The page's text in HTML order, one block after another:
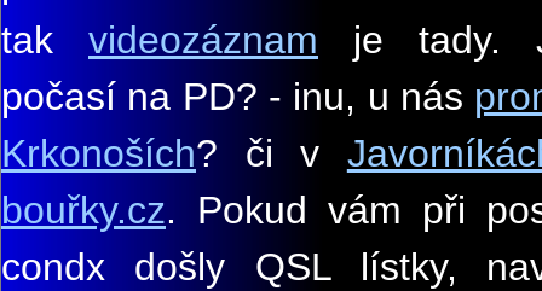
tak videozáznam je tady.
počasí na PD? - inu, u nás
Krkonoších? či v
bouřky.cz. Pokud vám při
condx došly QSL lístky,